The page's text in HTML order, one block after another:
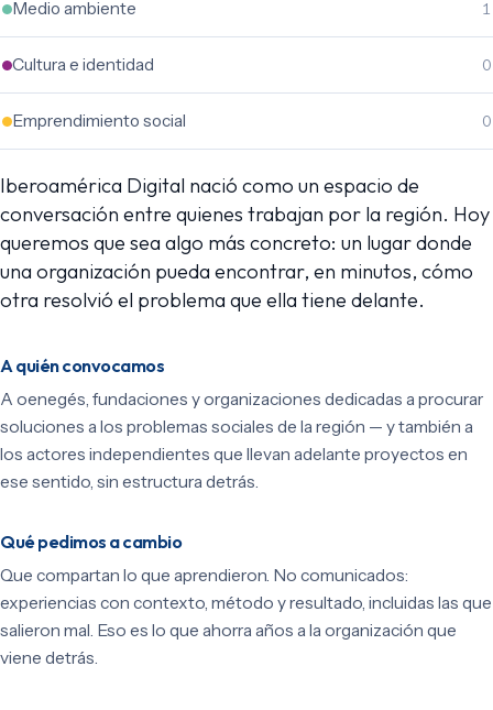
Medio ambiente 1
Cultura e identidad 0
Emprendimiento social 0
Iberoamérica Digital nació como un espacio de
conversación entre quienes trabajan por la región. Hoy
queremos que sea algo más concreto: un lugar donde
una organización pueda encontrar, en minutos, cómo
otra resolvió el problema que ella tiene delante.
A quién convocamos
A oenegés, fundaciones y organizaciones dedicadas a procurar
soluciones a los problemas sociales de la región — y también a
los actores independientes que llevan adelante proyectos en
ese sentido, sin estructura detrás.
Qué pedimos a cambio
Que compartan lo que aprendieron. No comunicados:
experiencias con contexto, método y resultado, incluidas las que
salieron mal. Eso es lo que ahorra años a la organización que
viene detrás.